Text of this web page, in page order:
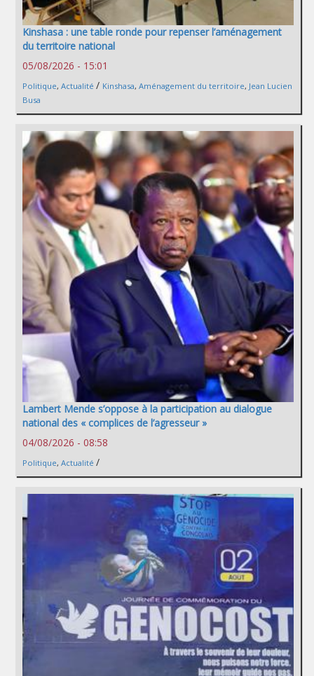
Kinshasa : une table ronde pour repenser l’aménagement
du territoire national
05/08/2026 - 15:01
Politique, Actualité / Kinshasa, Aménagement du territoire, Jean Lucien
Busa
Lambert Mende s’oppose à la participation au dialogue
national des « complices de l’agresseur »
04/08/2026 - 08:58
Politique, Actualité /